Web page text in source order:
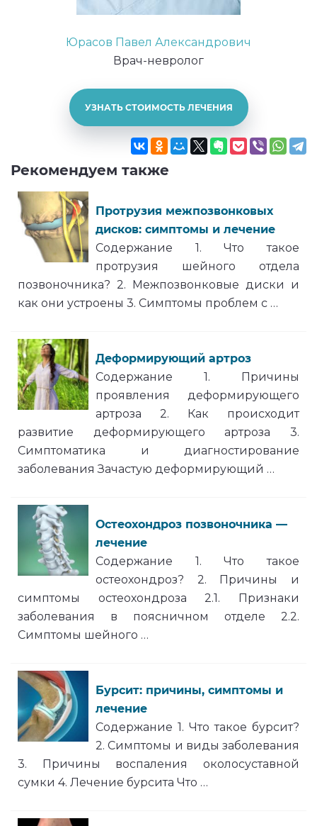
Юрасов Павел Александрович
Врач-невролог
УЗНАТЬ СТОИМОСТЬ ЛЕЧЕНИЯ
Рекомендуем также
Протрузия межпозвонковых
дисков: симптомы и лечение
Содержание 1. Что такое
протрузия шейного отдела
позвоночника? 2. Межпозвонковые диски и
как они устроены 3. Симптомы проблем с …
Деформирующий артроз
Содержание 1. Причины
проявления деформирующего
артроза 2. Как происходит
развитие деформирующего артроза 3.
Симптоматика и диагностирование
заболевания Зачастую деформирующий …
Остеохондроз позвоночника —
лечение
Содержание 1. Что такое
остеохондроз? 2. Причины и
симптомы остеохондроза 2.1. Признаки
заболевания в поясничном отделе 2.2.
Симптомы шейного …
Бурсит: причины, симптомы и
лечение
Содержание 1. Что такое бурсит?
2. Симптомы и виды заболевания
3. Причины воспаления околосуставной
сумки 4. Лечение бурсита Что …